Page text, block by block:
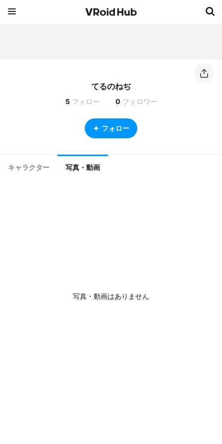
てるのねぢ
5 フォロー 0 フォロワー
フォロー
キャラクター 写真・動画
写真・動画はありません